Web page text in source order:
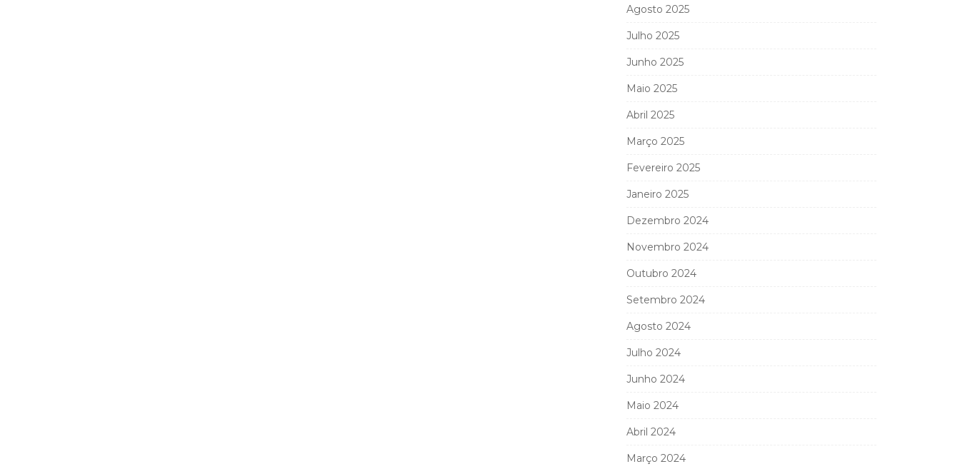
Agosto 2025
Julho 2025
Junho 2025
Maio 2025
Abril 2025
Março 2025
Fevereiro 2025
Janeiro 2025
Dezembro 2024
Novembro 2024
Outubro 2024
Setembro 2024
Agosto 2024
Julho 2024
Junho 2024
Maio 2024
Abril 2024
Março 2024